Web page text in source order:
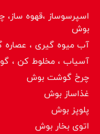
اسپرسوساز ،قهوه
بوش
آب میوه گیری ،
آسیاب ، مخلوط کن ،
چرخ گوشت بوش
غذاساز بوش
پلوپز بوش
اتوی بخار بوش